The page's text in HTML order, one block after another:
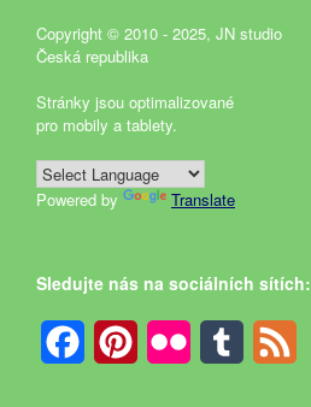
Copyright © 2010 - 2025, JN studio
Česká republika
Stránky jsou optimalizované
pro mobily a tablety.
Powered by Translate
Sledujte nás na sociálních sítích:
FacebookPinterestFlickr Tumblr